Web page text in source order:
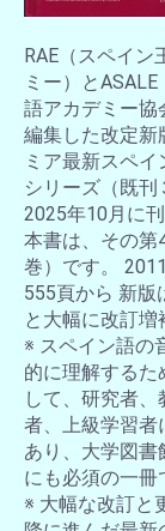
RAE（スペイン
ミー）と
語アカデミー協
編集した改定新
ミア最新スペイ
シリーズ（既刊
2025年10月に
本書は、その第
巻）です。
555頁から 新版
と大幅に改訂増
※ スペイン語の
的に理解するた
して、研究者、
者、上級学習者
あり、大学図書
にも必須の一冊
※ 大幅な改訂と